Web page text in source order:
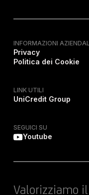
INFORMAZIONI
Privacy
Politica dei Cookie
LINK UTILI
UniCredit Group
SEGUICI SU
Youtube
Valorizziamo